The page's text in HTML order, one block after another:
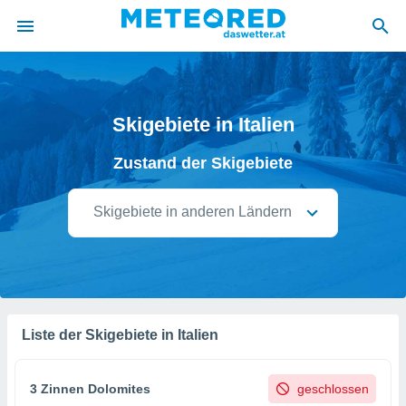
dass
von
Skigebiete in Italien
Zustand der Skigebiete
Skigebiete in anderen Ländern
Liste der Skigebiete in Italien
3 Zinnen Dolomites geschlossen